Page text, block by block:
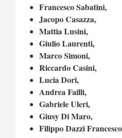
Francesco Sabatini,
Jacopo Casazza,
Mattia Lusini,
Giulio Laurenti,
Marco Simoni,
Riccardo Casini,
Lucia Dori,
Andrea Failli,
Gabriele Uleri,
Giusy Di Maro,
Filippo Dazzi